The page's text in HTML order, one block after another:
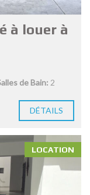
à louer à
de Bain: 2
DÉTAILS
LOCATION